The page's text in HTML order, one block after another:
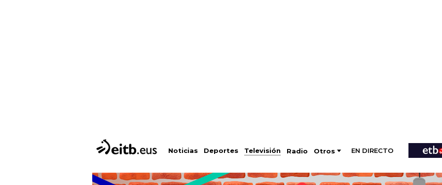
Noticias Deportes Televisión Radio Otros EN DIRECTO